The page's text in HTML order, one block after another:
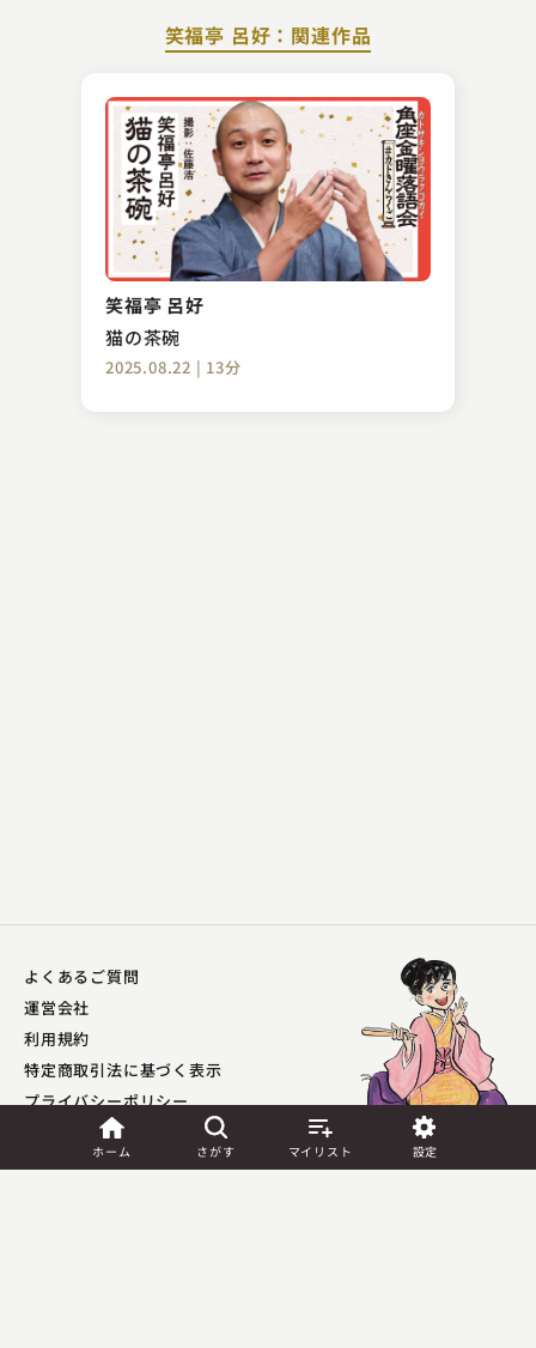
ホーム さがす マイリスト 設定
笑福亭 呂好：関連作品
笑福亭 呂好
猫の茶碗
2025.08.22 | 13分
三遊亭 志う歌
転失気
2024.04.08 | 13分
柳家 さん八
よくあるご質問
運営会社
利用規約
特定商取引法に基づく表示
プライバシーポリシー​
外部送信ポリシー